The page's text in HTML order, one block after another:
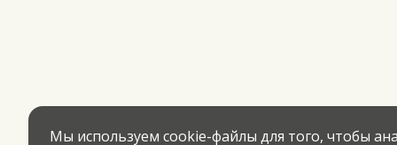
Мы используем cookie-файлы для того, чтобы